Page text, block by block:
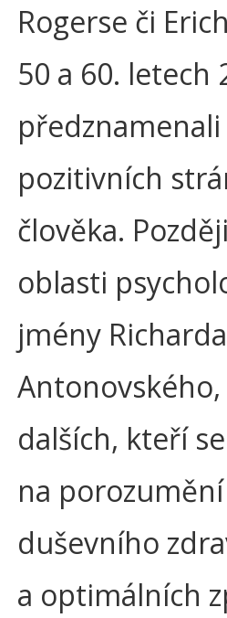
Rogerse či
50 a 60. letech
pozitivních
člověka.
oblasti
jmény
Antonovského,
dalších, kteří
na
duševního
a optimálních